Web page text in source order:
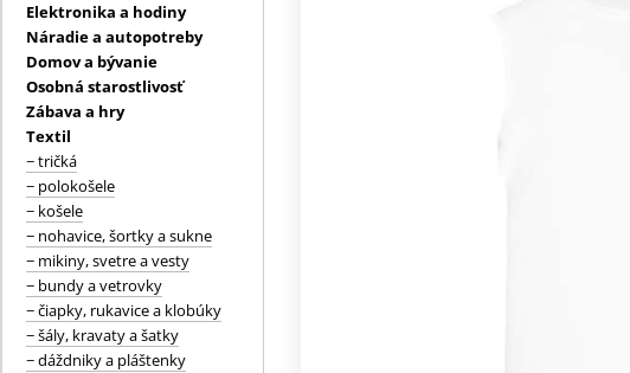
Elektronika a hodiny
Náradie a autopotreby
Domov a bývanie
Osobná starostlivosť
Zábava a hry
Textil
− tričká
− polokošele
− košele
− nohavice, šortky a sukne
− mikiny, svetre a vesty
− bundy a vetrovky
− čiapky, rukavice a klobúky
− šály, kravaty a šatky
− dáždniky a pláštenky